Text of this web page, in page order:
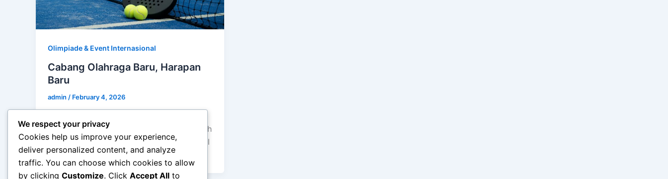
Olimpiade & Event Internasional
Cabang Olahraga Baru, Harapan
Baru
admin / February 4, 2026
Perkembangan dunia olahraga tidak pernah
berhenti. Seiring perubahan zaman, muncul
berbagai cabang olahraga baru […]
We respect your privacy
Cookies help us improve your experience,
deliver personalized content, and analyze
traffic. You can choose which cookies to allow
by clicking Customize. Click Accept All to